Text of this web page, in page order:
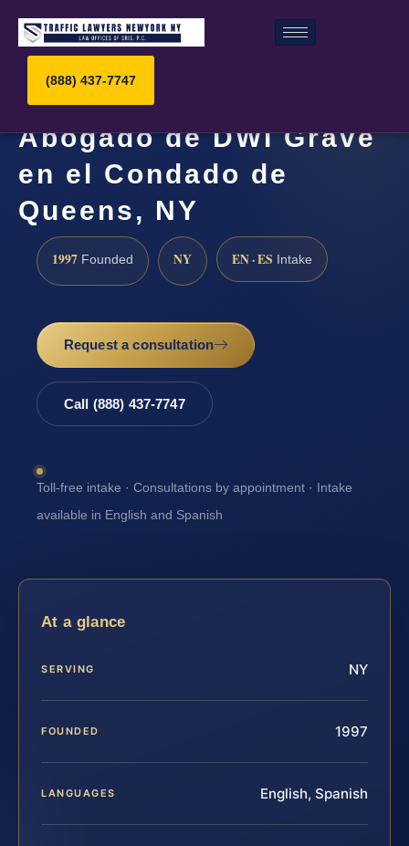
(888) 437-7747
Abogado de DWI Grave
en el Condado de
Queens, NY
1997 Founded NY EN · ES Intake
Request a consultation
Call (888) 437-7747
Toll-free intake · Consultations by appointment · Intake
available in English and Spanish
At a glance
SERVING NY
FOUNDED 1997
LANGUAGES English, Spanish